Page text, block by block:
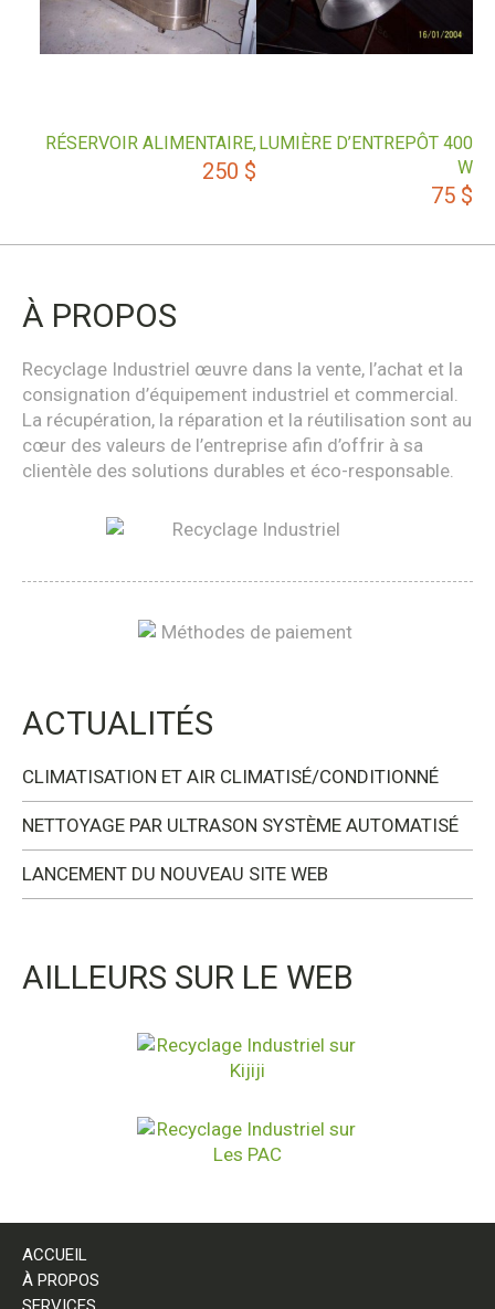
LUMIÈRE D’ENTREPÔT 400
W
75 $
RÉSERVOIR ALIMENTAIRE,
250 $
À PROPOS
Recyclage Industriel œuvre dans la vente, l’achat et la
consignation d’équipement industriel et commercial.
La récupération, la réparation et la réutilisation sont au
cœur des valeurs de l’entreprise afin d’offrir à sa
clientèle des solutions durables et éco-responsable.
ACTUALITÉS
CLIMATISATION ET AIR CLIMATISÉ/CONDITIONNÉ
NETTOYAGE PAR ULTRASON SYSTÈME AUTOMATISÉ
LANCEMENT DU NOUVEAU SITE WEB
AILLEURS SUR LE WEB
ACCUEIL
À PROPOS